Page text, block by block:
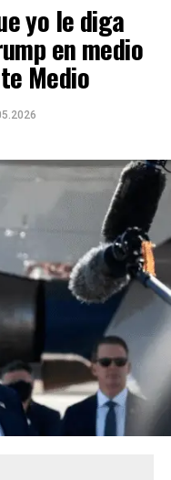
yo le diga
en medio
Medio